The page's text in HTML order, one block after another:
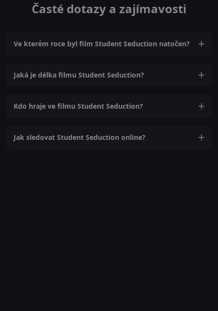
Časté dotazy a zajímavosti
Ve kterém roce byl film Student Seduction natočen?
Jaká je délka filmu Student Seduction?
Kdo hraje ve filmu Student Seduction?
Jak sledovat Student Seduction online?